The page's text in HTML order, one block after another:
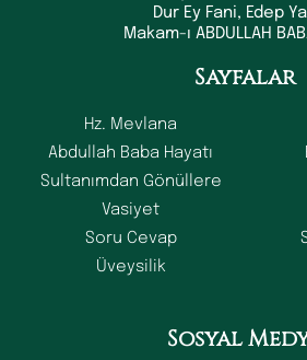
Dur Ey Fani, Edep
Makam-ı ABDULLAH
Sayfalar
Hz. Mevlana
Abdullah Baba Hayatı
Sultanımdan Gönüllere
Vasiyet
Soru Cevap
Üveysilik
Sosyal